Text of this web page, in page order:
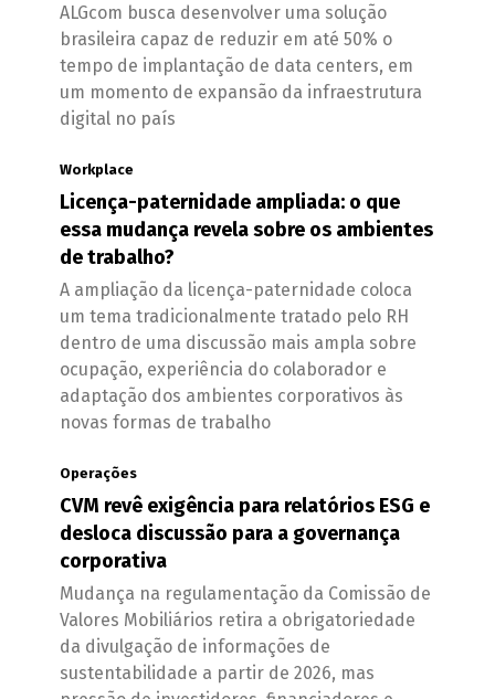
ALGcom busca desenvolver uma solução
brasileira capaz de reduzir em até 50% o
tempo de implantação de data centers, em
um momento de expansão da infraestrutura
digital no país
Workplace
Licença-paternidade ampliada: o que
essa mudança revela sobre os ambientes
de trabalho?
A ampliação da licença-paternidade coloca
um tema tradicionalmente tratado pelo RH
dentro de uma discussão mais ampla sobre
ocupação, experiência do colaborador e
adaptação dos ambientes corporativos às
novas formas de trabalho
Operações
CVM revê exigência para relatórios ESG e
desloca discussão para a governança
corporativa
Mudança na regulamentação da Comissão de
Valores Mobiliários retira a obrigatoriedade
da divulgação de informações de
sustentabilidade a partir de 2026, mas